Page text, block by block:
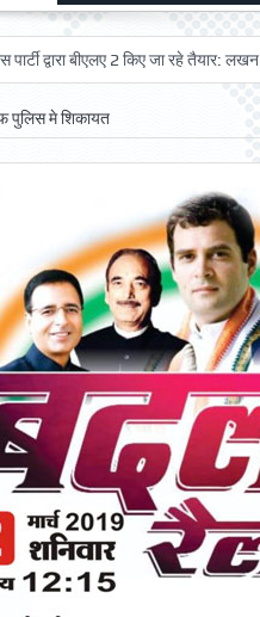
2 किए जा रहे तैयार: लखन कुमार सिंगला
पुलिस मे शिकायत